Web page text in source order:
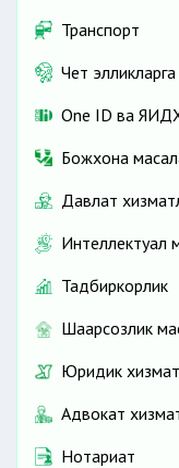
Транспорт
Чет
One ID ва
Божхона
Давлат
Интеллектуал
Тадбиркорлик
Шаҳарсозлик
Юридик хизмат
Адвокат
Нотариат